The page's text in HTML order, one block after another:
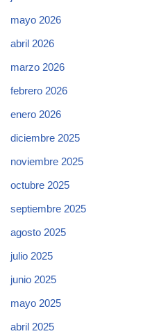
mayo 2026
abril 2026
marzo 2026
febrero 2026
enero 2026
diciembre 2025
noviembre 2025
octubre 2025
septiembre 2025
agosto 2025
julio 2025
junio 2025
mayo 2025
abril 2025